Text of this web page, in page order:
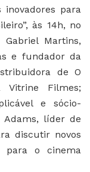
para
às 14h, no
Martins,
e fundador da
de O
Vitrine Filmes;
e sócio-
Adams, líder de
discutir novos
para o cinema